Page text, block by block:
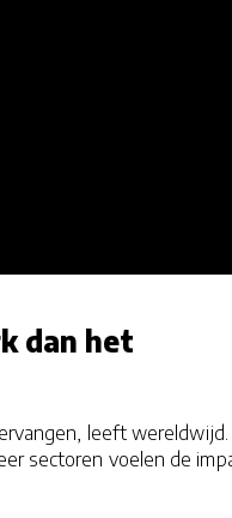
dan het
leeft wereldwijd.
sectoren voelen de